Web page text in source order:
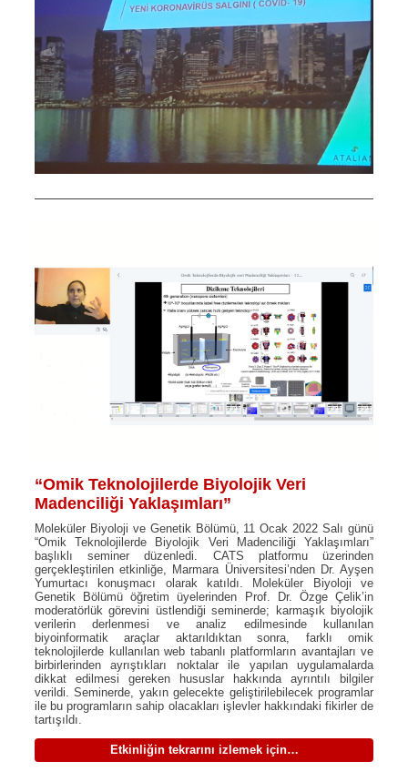
“Omik Teknolojilerde Biyolojik Veri
Madenciliği Yaklaşımları”
Moleküler Biyoloji ve Genetik Bölümü, 11 Ocak 2022 Salı günü
“Omik Teknolojilerde Biyolojik Veri Madenciliği Yaklaşımları”
başlıklı seminer düzenledi. CATS platformu üzerinden
gerçekleştirilen etkinliğe, Marmara Üniversitesi’nden Dr. Ayşen
Yumurtacı konuşmacı olarak katıldı. Moleküler Biyoloji ve
Genetik Bölümü öğretim üyelerinden Prof. Dr. Özge Çelik’in
moderatörlük görevini üstlendiği seminerde; karmaşık biyolojik
verilerin derlenmesi ve analiz edilmesinde kullanılan
biyoinformatik araçlar aktarıldıktan sonra, farklı omik
teknolojilerde kullanılan web tabanlı platformların avantajları ve
birbirlerinden ayrıştıkları noktalar ile yapılan uygulamalarda
dikkat edilmesi gereken hususlar hakkında ayrıntılı bilgiler
verildi. Seminerde, yakın gelecekte geliştirilebilecek programlar
ile bu programların sahip olacakları işlevler hakkındaki fikirler de
tartışıldı.
Etkinliğin tekrarını izlemek için…